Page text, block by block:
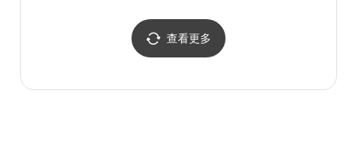
查看更多